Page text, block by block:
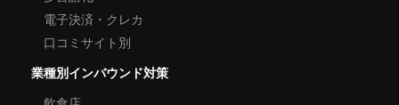
電子決済・クレカ
口コミサイト別
業種別インバウンド対策